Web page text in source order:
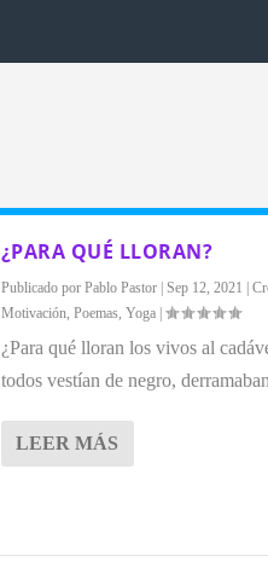
¿PARA QUÉ LLORAN?
Publicado por Pablo Pastor| Sep 12, 2021
Motivación, Poemas, Yoga|
¿Para qué lloran los vivos al
todos vestían de negro,
LEER MÁS